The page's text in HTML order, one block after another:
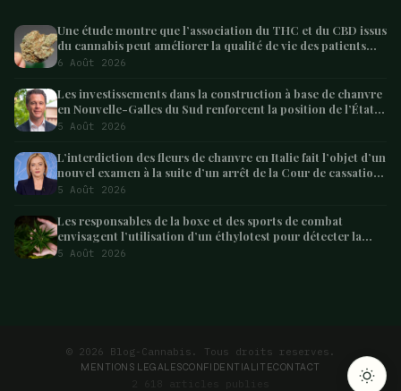
Une étude montre que l’association du THC et du CBD issus
du cannabis peut améliorer la qualité de vie des patients
atteints de démence – Marijuana Moment
6 Août 2026
Les investissements dans la construction à base de chanvre
en Nouvelle-Galles du Sud renforcent la position de l’État
en tant que leader australien
5 Août 2026
L’interdiction des fleurs de chanvre en Italie fait l’objet d’un
nouvel examen à la suite d’un arrêt de la Cour de cassation
concernant les saisies
5 Août 2026
Les responsables de la boxe et des sports de combat
envisagent l’utilisation d’un éthylotest pour détecter la
consommation de cannabis chez les combattants –
5 Août 2026
© 2026 Blog-Cannabis. Tous droits reserves.
MENTIONS LEGALESCONFIDENTIALITECONTACT